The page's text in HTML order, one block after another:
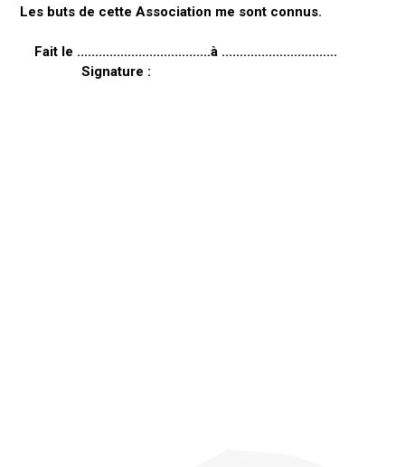
Les buts de cette Association me sont connus.
Fait le .....................................à ................................
Signature :